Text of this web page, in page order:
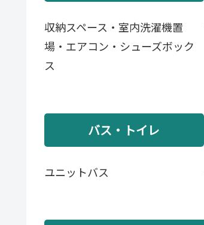
収納スペース・室内洗濯機置
場・エアコン・シューズボック
ス
バス・トイレ
ユニットバス